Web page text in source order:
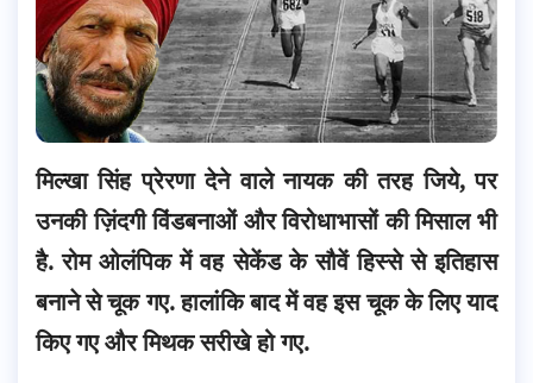
मिल्खा सिंह प्रेरणा देने वाले नायक की तरह जिये, पर
उनकी ज़िंदगी विंडबनाओं और विरोधाभासों की मिसाल भी
है. रोम ओलंपिक में वह सेकेंड के सौवें हिस्से से इतिहास
बनाने से चूक गए. हालांकि बाद में वह इस चूक के लिए याद
किए गए और मिथक सरीखे हो गए.